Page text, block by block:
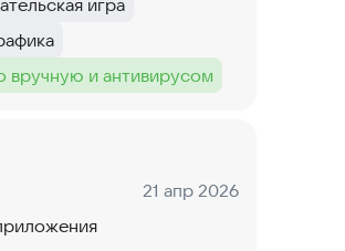
игра
вручную и антивирусом
Дата:
21 апр 2026